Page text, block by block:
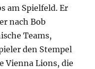
am Spielfeld. Er
nach Bob
Teams,
den Stempel
Vienna Lions, die